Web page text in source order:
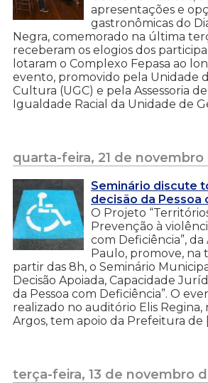
apresentações e
gastronômicas do
Negra, comemorado na última
receberam os elogios dos
lotaram o Complexo Fepasa ao
evento, promovido pela Unidade
Cultura (UGC) e pela Assessoria
Igualdade Racial da Unidade de
quarta-feira, 21 de novembro
Seminário discute
decisão da Pessoa
O Projeto
Prevenção à
com Deficiência”, da
Paulo, promove, na
partir das 8h, o Seminário
Decisão Apoiada, Capacidade
da Pessoa com Deficiência”. O
realizado no auditório Elis Regina,
Argos, tem apoio da Prefeitura de
terça-feira, 13 de novembro